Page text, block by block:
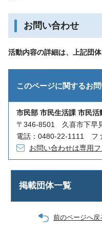
お問い合わせ
活動内容の詳細は、上記団
このページに関するお
市民部 市民生活課 市民活
〒346-8501 久喜市下早
電話：0480-22-1111 フ
お問い合わせは専用
掲載団体一覧
前のページへ戻